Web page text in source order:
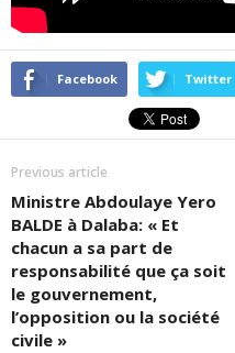
Facebook Twitter
Previous article
Ministre Abdoulaye Yero
BALDE à Dalaba: « Et
chacun a sa part de
responsabilité que ça soit
le gouvernement,
l’opposition ou la société
civile »